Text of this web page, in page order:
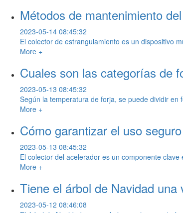
Métodos de mantenimiento
2023-05-14 08:45:32
El colector de estrangulamiento es un dispositivo
More +
Cuales son las categorías de
2023-05-13 08:45:32
Según la temperatura de forja, se puede dividir
More +
Cómo garantizar el uso
2023-05-13 08:45:32
El colector del acelerador es un componente
More +
Tiene el árbol de Navidad una
2023-05-12 08:46:08